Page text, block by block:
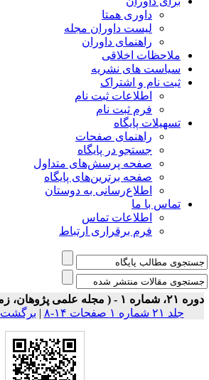
مجله
متداول
پایگاه
به دوستان
ارتباط
| برگشت به فهرست نسخه ها